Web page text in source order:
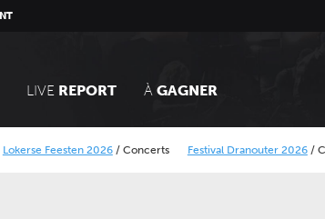
LIVE REPORT À GAGNER
Feesten 2026/Concerts Festival Dranouter 2026/